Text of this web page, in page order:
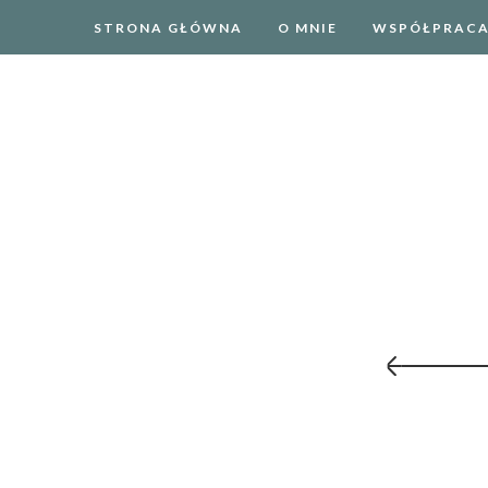
STRONA GŁÓWNA O MNIE